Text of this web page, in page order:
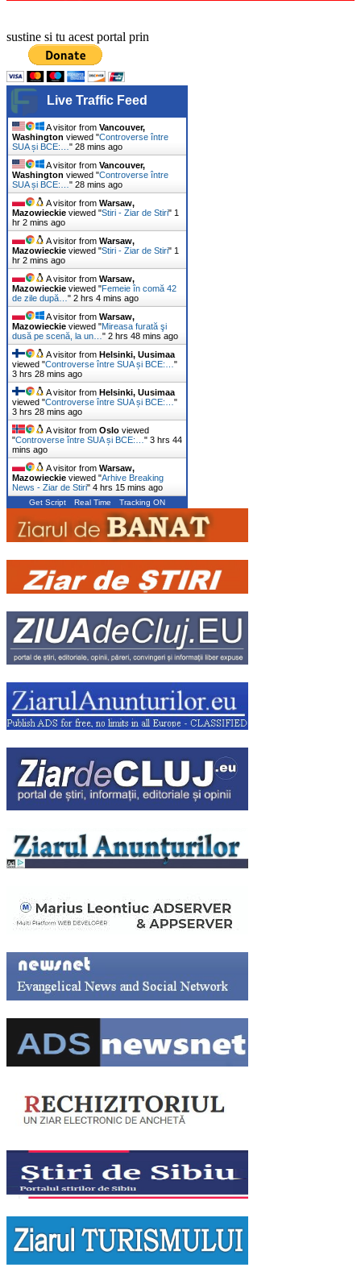
sustine si tu acest portal prin
Live Traffic Feed
A visitor from Vancouver,
Washington viewed "Controverse între
SUA și BCE:… " 28 mins ago
A visitor from Vancouver,
Washington viewed "Controverse între
SUA și BCE:… " 28 mins ago
A visitor from Warsaw,
Mazowieckie viewed "Stiri - Ziar de Stiri" 1
hr 2 mins ago
A visitor from Warsaw,
Mazowieckie viewed "Stiri - Ziar de Stiri" 1
hr 2 mins ago
A visitor from Warsaw,
Mazowieckie viewed "Femeie în comă 42
de zile după… " 2 hrs 4 mins ago
A visitor from Warsaw,
Mazowieckie viewed "Mireasa furată şi
dusă pe scenă, la un… " 2 hrs 48 mins ago
A visitor from Helsinki, Uusimaa
viewed "Controverse între SUA și BCE:… "
3 hrs 28 mins ago
A visitor from Helsinki, Uusimaa
viewed "Controverse între SUA și BCE:… "
3 hrs 28 mins ago
A visitor from Oslo viewed
"Controverse între SUA și BCE:… " 3 hrs 44
mins ago
A visitor from Warsaw,
Mazowieckie viewed "Arhive Breaking
News - Ziar de Stiri" 4 hrs 15 mins ago
Get Script Real Time Tracking ON